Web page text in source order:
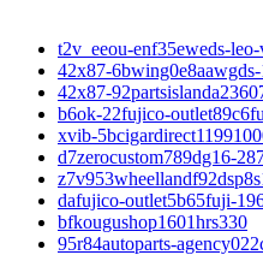
t2v_eeou-enf35eweds-
42x87-
42x87-
b6ok-22fujico-
xvib-
d7zerocustom789dg16-
dafujico-outlet5b65fuji-
bfkougushop1601hrs330
95r84autoparts-